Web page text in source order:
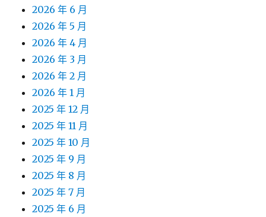
2026 年 6 月
2026 年 5 月
2026 年 4 月
2026 年 3 月
2026 年 2 月
2026 年 1 月
2025 年 12 月
2025 年 11 月
2025 年 10 月
2025 年 9 月
2025 年 8 月
2025 年 7 月
2025 年 6 月